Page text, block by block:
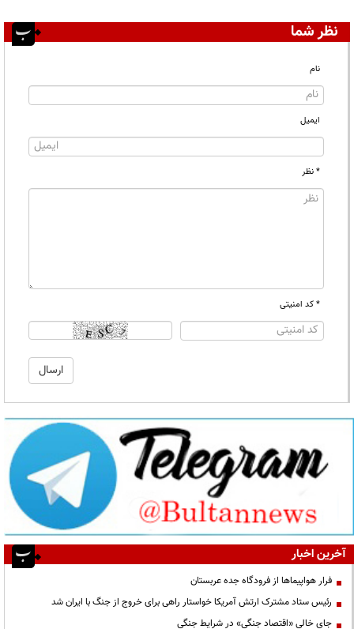
نظر شما
نام
ایمیل
* نظر
* کد امنیتی
آخرین اخبار
فرار هواپیماها از فرودگاه جده عربستان
رئیس ستاد مشترک ارتش آمریکا خواستار راهی برای خروج از جنگ با ایران شد
جای خالی «اقتصاد جنگی» در شرایط جنگی